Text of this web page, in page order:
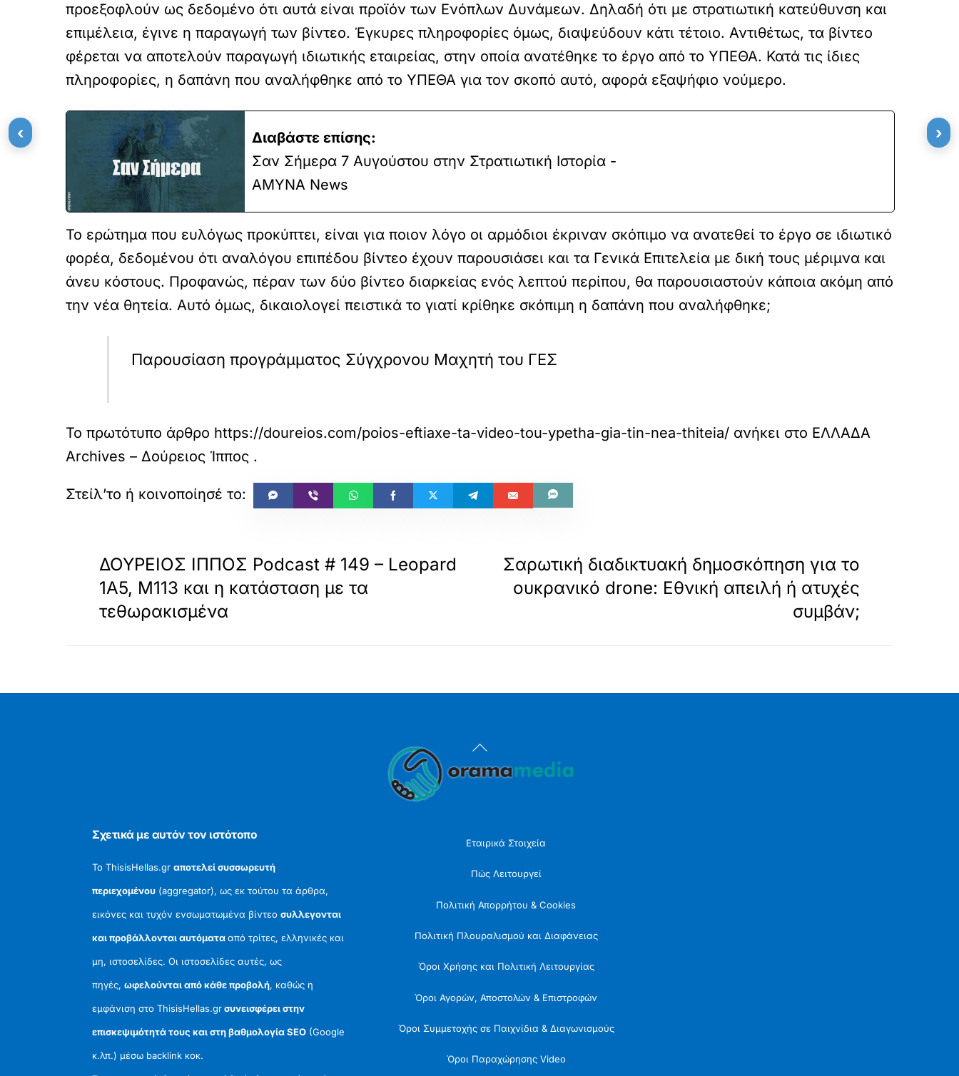
προεξοφλούν ως δεδομένο ότι αυτά είναι προϊόν των Ενόπλων Δυνάμεων. Δηλαδή ότι με στρατιωτική κατεύθυνση και
επιμέλεια, έγινε η παραγωγή των βίντεο. Έγκυρες πληροφορίες όμως, διαψεύδουν κάτι τέτοιο. Αντιθέτως, τα βίντεο
φέρεται να αποτελούν παραγωγή ιδιωτικής εταιρείας, στην οποία ανατέθηκε το έργο από το ΥΠΕΘΑ. Κατά τις ίδιες
πληροφορίες, η δαπάνη που αναλήφθηκε από το ΥΠΕΘΑ για τον σκοπό αυτό, αφορά εξαψήφιο νούμερο.
Διαβάστε επίσης:
Σαν Σήμερα 7 Αυγούστου στην Στρατιωτική Ιστορία -
ΑΜΥΝΑ News
Το ερώτημα που ευλόγως προκύπτει, είναι για ποιον λόγο οι αρμόδιοι έκριναν σκόπιμο να ανατεθεί το έργο σε ιδιωτικό
φορέα, δεδομένου ότι αναλόγου επιπέδου βίντεο έχουν παρουσιάσει και τα Γενικά Επιτελεία με δική τους μέριμνα και
άνευ κόστους. Προφανώς, πέραν των δύο βίντεο διαρκείας ενός λεπτού περίπου, θα παρουσιαστούν κάποια ακόμη από
την νέα θητεία. Αυτό όμως, δικαιολογεί πειστικά το γιατί κρίθηκε σκόπιμη η δαπάνη που αναλήφθηκε;
Παρουσίαση προγράμματος Σύγχρονου Μαχητή του ΓΕΣ
Το πρωτότυπο άρθρο https://doureios.com/poios-eftiaxe-ta-video-tou-ypetha-gia-tin-nea-thiteia/ ανήκει στο ΕΛΛΑΔΑ
Archives – Δούρειος Ίππος .
ΔΟΥΡΕΙΟΣ ΙΠΠΟΣ Podcast # 149 – Leopard
1A5, M113 και η κατάσταση με τα
τεθωρακισμένα
Σαρωτική διαδικτυακή δημοσκόπηση για το
ουκρανικό drone: Εθνική απειλή ή ατυχές
συμβάν;
Back
To
Σχετικά με αυτόν τον ιστότοπο
Το ThisisHellas.grαποτελεί συσσωρευτή
περιεχομένου (aggregator), ως εκ τούτου τα άρθρα,
εικόνες και τυχόν ενσωματωμένα βίντεοσυλλεγονται
και προβάλλονται αυτόματααπό τρίτες, ελληνικές και
μη, ιστοσελίδες. Οι ιστοσελίδες αυτές, ως
πηγές,ωφελούνται από κάθε προβολή, καθώς η
εμφάνιση στο ThisisHellas.grσυνεισφέρει στην
επισκεψιμότητά τους και στη βαθμολογία SEO (Google
κ.λπ.) μέσω backlink κοκ.
Εταιρικά Στοιχεία
Πώς Λειτουργεί
Πολιτική Απορρήτου & Cookies
Πολιτική Πλουραλισμού και Διαφάνειας
Όροι Χρήσης και Πολιτική Λειτουργίας
Όροι Αγορών, Αποστολών & Επιστροφών
Όροι Συμμετοχής σε Παιχνίδια & Διαγωνισμούς
Όροι Παραχώρησης Video
‹ ›